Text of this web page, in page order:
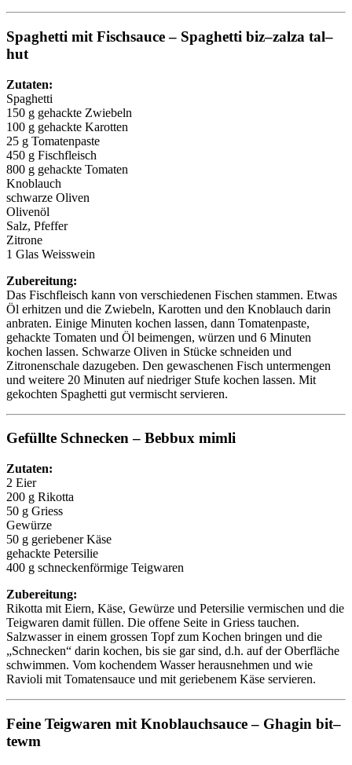
Spaghetti mit Fischsauce – Spaghetti biz–zalza tal–
hut
Zutaten:
Spaghetti
150 g gehackte Zwiebeln
100 g gehackte Karotten
25 g Tomatenpaste
450 g Fischfleisch
800 g gehackte Tomaten
Knoblauch
schwarze Oliven
Olivenöl
Salz, Pfeffer
Zitrone
1 Glas Weisswein
Zubereitung:
Das Fischfleisch kann von verschiedenen Fischen stammen. Etwas
Öl erhitzen und die Zwiebeln, Karotten und den Knoblauch darin
anbraten. Einige Minuten kochen lassen, dann Tomatenpaste,
gehackte Tomaten und Öl beimengen, würzen und 6 Minuten
kochen lassen. Schwarze Oliven in Stücke schneiden und
Zitronenschale dazugeben. Den gewaschenen Fisch untermengen
und weitere 20 Minuten auf niedriger Stufe kochen lassen. Mit
gekochten Spaghetti gut vermischt servieren.
Gefüllte Schnecken – Bebbux mimli
Zutaten:
2 Eier
200 g Rikotta
50 g Griess
Gewürze
50 g geriebener Käse
gehackte Petersilie
400 g schneckenförmige Teigwaren
Zubereitung:
Rikotta mit Eiern, Käse, Gewürze und Petersilie vermischen und die
Teigwaren damit füllen. Die offene Seite in Griess tauchen.
Salzwasser in einem grossen Topf zum Kochen bringen und die
„Schnecken“ darin kochen, bis sie gar sind, d.h. auf der Oberfläche
schwimmen. Vom kochendem Wasser herausnehmen und wie
Ravioli mit Tomatensauce und mit geriebenem Käse servieren.
Feine Teigwaren mit Knoblauchsauce – Ghagin bit–
tewm